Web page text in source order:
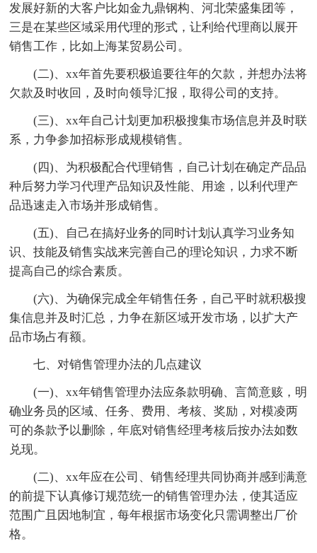
发展好新的大客户比如金九鼎钢构、河北荣盛集团等，
三是在某些区域采用代理的形式，让利给代理商以展开
销售工作，比如上海某贸易公司。
(二)、xx年首先要积极追要往年的欠款，并想办法将
欠款及时收回，及时向领导汇报，取得公司的支持。
(三)、xx年自己计划更加积极搜集市场信息并及时联
系，力争参加招标形成规模销售。
(四)、为积极配合代理销售，自己计划在确定产品品
种后努力学习代理产品知识及性能、用途，以利代理产
品迅速走入市场并形成销售。
(五)、自己在搞好业务的同时计划认真学习业务知
识、技能及销售实战来完善自己的理论知识，力求不断
提高自己的综合素质。
(六)、为确保完成全年销售任务，自己平时就积极搜
集信息并及时汇总，力争在新区域开发市场，以扩大产
品市场占有额。
七、对销售管理办法的几点建议
(一)、xx年销售管理办法应条款明确、言简意赅，明
确业务员的区域、任务、费用、考核、奖励，对模凌两
可的条款予以删除，年底对销售经理考核后按办法如数
兑现。
(二)、xx年应在公司、销售经理共同协商并感到满意
的前提下认真修订规范统一的销售管理办法，使其适应
范围广且因地制宜，每年根据市场变化只需调整出厂价
格。